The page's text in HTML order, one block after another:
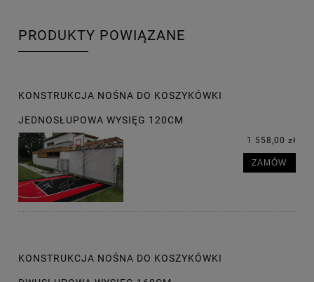
PRODUKTY POWIĄZANE
KONSTRUKCJA NOŚNA DO KOSZYKÓWKI
JEDNOSŁUPOWA WYSIĘG 120CM
1 558,00 zł
ZAMÓW
KONSTRUKCJA NOŚNA DO KOSZYKÓWKI